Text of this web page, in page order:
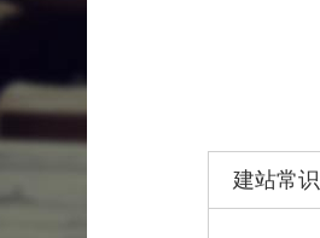
建站常识